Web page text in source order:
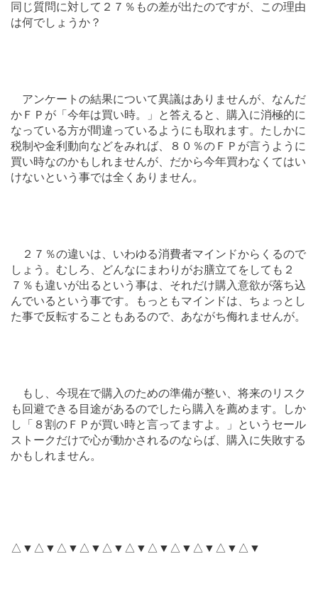
同じ質問に対して２７％もの差が出たのですが、この理由
は何でしょうか？
アンケートの結果について異議はありませんが、なんだ
かＦＰが「今年は買い時。」と答えると、購入に消極的に
なっている方が間違っているようにも取れます。たしかに
税制や金利動向などをみれば、８０％のＦＰが言うように
買い時なのかもしれませんが、だから今年買わなくてはい
けないという事では全くありません。
２７％の違いは、いわゆる消費者マインドからくるので
しょう。むしろ、どんなにまわりがお膳立てをしても２
７％も違いが出るという事は、それだけ購入意欲が落ち込
んでいるという事です。もっともマインドは、ちょっとし
た事で反転することもあるので、あながち侮れませんが。
もし、今現在で購入のための準備が整い、将来のリスク
も回避できる目途があるのでしたら購入を薦めます。しか
し「８割のＦＰが買い時と言ってますよ。」というセール
ストークだけで心が動かされるのならば、購入に失敗する
かもしれません。
△▼△▼△▼△▼△▼△▼△▼△▼△▼△▼△▼